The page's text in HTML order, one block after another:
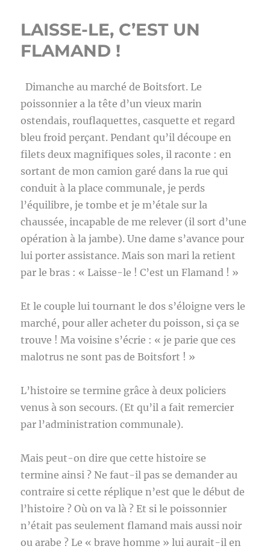
LAISSE-LE, C’EST UN
FLAMAND !
Dimanche au marché de Boitsfort. Le
poissonnier a la tête d’un vieux marin
ostendais, rouflaquettes, casquette et regard
bleu froid perçant. Pendant qu’il découpe en
filets deux magnifiques soles, il raconte : en
sortant de mon camion garé dans la rue qui
conduit à la place communale, je perds
l’équilibre, je tombe et je m’étale sur la
chaussée, incapable de me relever (il sort d’une
opération à la jambe). Une dame s’avance pour
lui porter assistance. Mais son mari la retient
par le bras : « Laisse-le ! C’est un Flamand ! »
Et le couple lui tournant le dos s’éloigne vers le
marché, pour aller acheter du poisson, si ça se
trouve ! Ma voisine s’écrie : « je parie que ces
malotrus ne sont pas de Boitsfort ! »
L’histoire se termine grâce à deux policiers
venus à son secours. (Et qu’il a fait remercier
par l’administration communale).
Mais peut-on dire que cette histoire se
termine ainsi ? Ne faut-il pas se demander au
contraire si cette réplique n’est que le début de
l’histoire ? Où on va là ? Et si le poissonnier
n’était pas seulement flamand mais aussi noir
ou arabe ? Le « brave homme » lui aurait-il en